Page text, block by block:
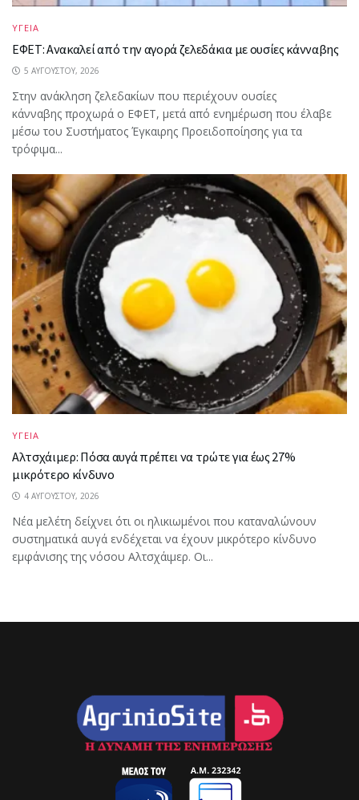
ΥΓΕΙΑ
ΕΦΕΤ: Ανακαλεί από την αγορά ζελεδάκια με ουσίες κάνναβης
5 ΑΥΓΟΎΣΤΟΥ, 2026
Στην ανάκληση ζελεδακίων που περιέχουν ουσίες
κάνναβης προχωρά ο ΕΦΕΤ, μετά από ενημέρωση που έλαβε
μέσω του Συστήματος Έγκαιρης Προειδοποίησης για τα
τρόφιμα...
ΥΓΕΙΑ
Αλτσχάιμερ: Πόσα αυγά πρέπει να τρώτε για έως 27%
μικρότερο κίνδυνο
4 ΑΥΓΟΎΣΤΟΥ, 2026
Νέα μελέτη δείχνει ότι οι ηλικιωμένοι που καταναλώνουν
συστηματικά αυγά ενδέχεται να έχουν μικρότερο κίνδυνο
εμφάνισης της νόσου Αλτσχάιμερ. Οι...